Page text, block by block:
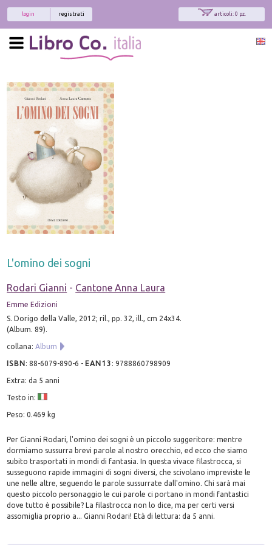
articoli: 0 pz.
registrati
login
L'omino dei sogni
Rodari Gianni - Cantone Anna Laura
Emme Edizioni
S. Dorigo della Valle, 2012; ril., pp. 32, ill., cm 24x34.
(Album. 89).
collana:Album
ISBN:88-6079-890-6 - EAN13 :9788860798909
Extra: da 5 anni
Testo in:
Peso: 0.469 kg
Per Gianni Rodari, l'omino dei sogni è un piccolo suggeritore: mentre
dormiamo sussurra brevi parole al nostro orecchio, ed ecco che siamo
subito trasportati in mondi di fantasia. In questa vivace filastrocca, si
susseguono rapide immagini di sogni diversi, che scivolano impreviste le
une nelle altre, seguendo le parole sussurrate dall'omino. Chi sarà mai
questo piccolo personaggio le cui parole ci portano in mondi fantastici
dove tutto è possibile? La filastrocca non lo dice, ma per certi versi
assomiglia proprio a... Gianni Rodari! Età di lettura: da 5 anni.